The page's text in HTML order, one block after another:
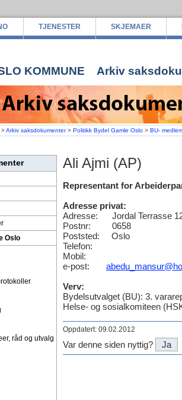
TJENESTER SKJEMAER
KOMMUNE Arkiv
>Arkiv saksdokumenter> Politikk Bydel Gamle Oslo > BU-
Oslo
råd og utvalg
Ali Ajmi (AP)
Representant for
Adresse privat:
Adresse: Jordal Terrasse
Postnr: 0658
Poststed: Oslo
Telefon:
Mobil:
e-post:
Verv:
Bydelsutvalget (BU): 3.
Helse- og sosialkomiteen
Oppdatert: 09.02.2012
Var denne siden nyttig? Ja